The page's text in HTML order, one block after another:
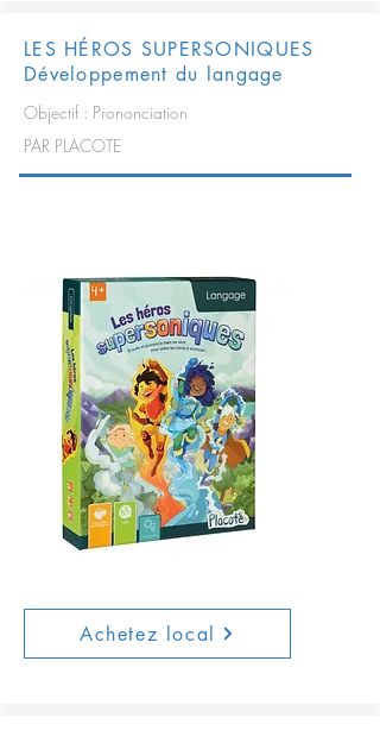
LES HÉROS SUPERSONIQUES
Développement du langage
Objectif : Prononciation
PAR PLACOTE
Achetez local